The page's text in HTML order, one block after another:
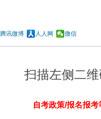
腾讯微博 人人网 微信
扫描左侧二
自考政策/报名报